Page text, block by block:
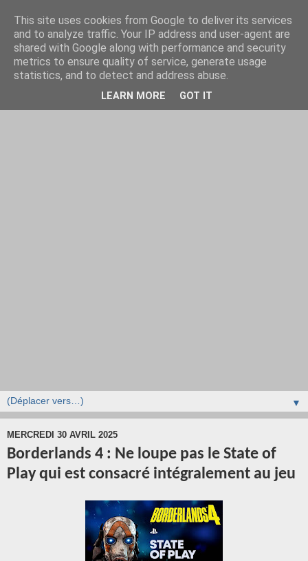
▼
MERCREDI 30 AVRIL 2025
Borderlands 4 : Ne loupe pas le State of
Play qui est consacré intégralement au jeu
This site uses cookies from Google to deliver its services
and to analyze traffic. Your IP address and user-agent are
shared with Google along with performance and security
metrics to ensure quality of service, generate usage
statistics, and to detect and address abuse.
LEARN MORE GOT IT